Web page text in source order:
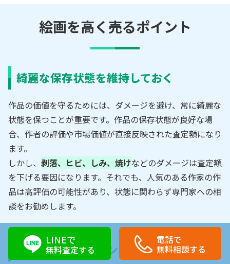
LINEで
無料査定する
電話で
無料相談する
絵画を高く売るポイント
綺麗な保存状態を維持しておく
作品の価値を守るためには、ダメージを避け、常に綺麗な
状態を保つことが重要です。作品の保存状態が良好な場
合、作者の評価や市場価値が直接反映された査定額になり
ます。
しかし、 剥落、ヒビ、しみ、焼けなどのダメージは査定額
を下げる要因になります。それでも、人気のある作家の作
品は高評価の可能性があり、状態に関わらず専門家への相
談をお勧めします。
作家の印鑑やサインがあるか確認する